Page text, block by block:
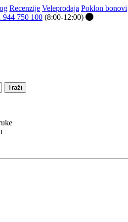
Recenzije Veleprodaja Poklon bonovi
944 750 100 (8:00-12:00)
Traži